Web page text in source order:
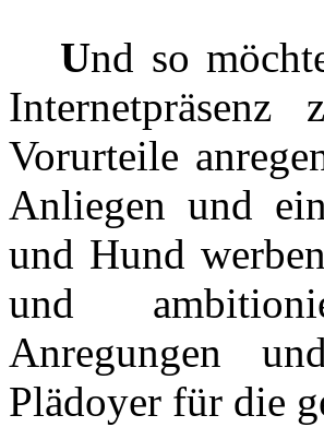
Und so
Internetpräsenz
Vorurteile
Anliegen und
und Hund
und
Anregungen
Plädoyer für die